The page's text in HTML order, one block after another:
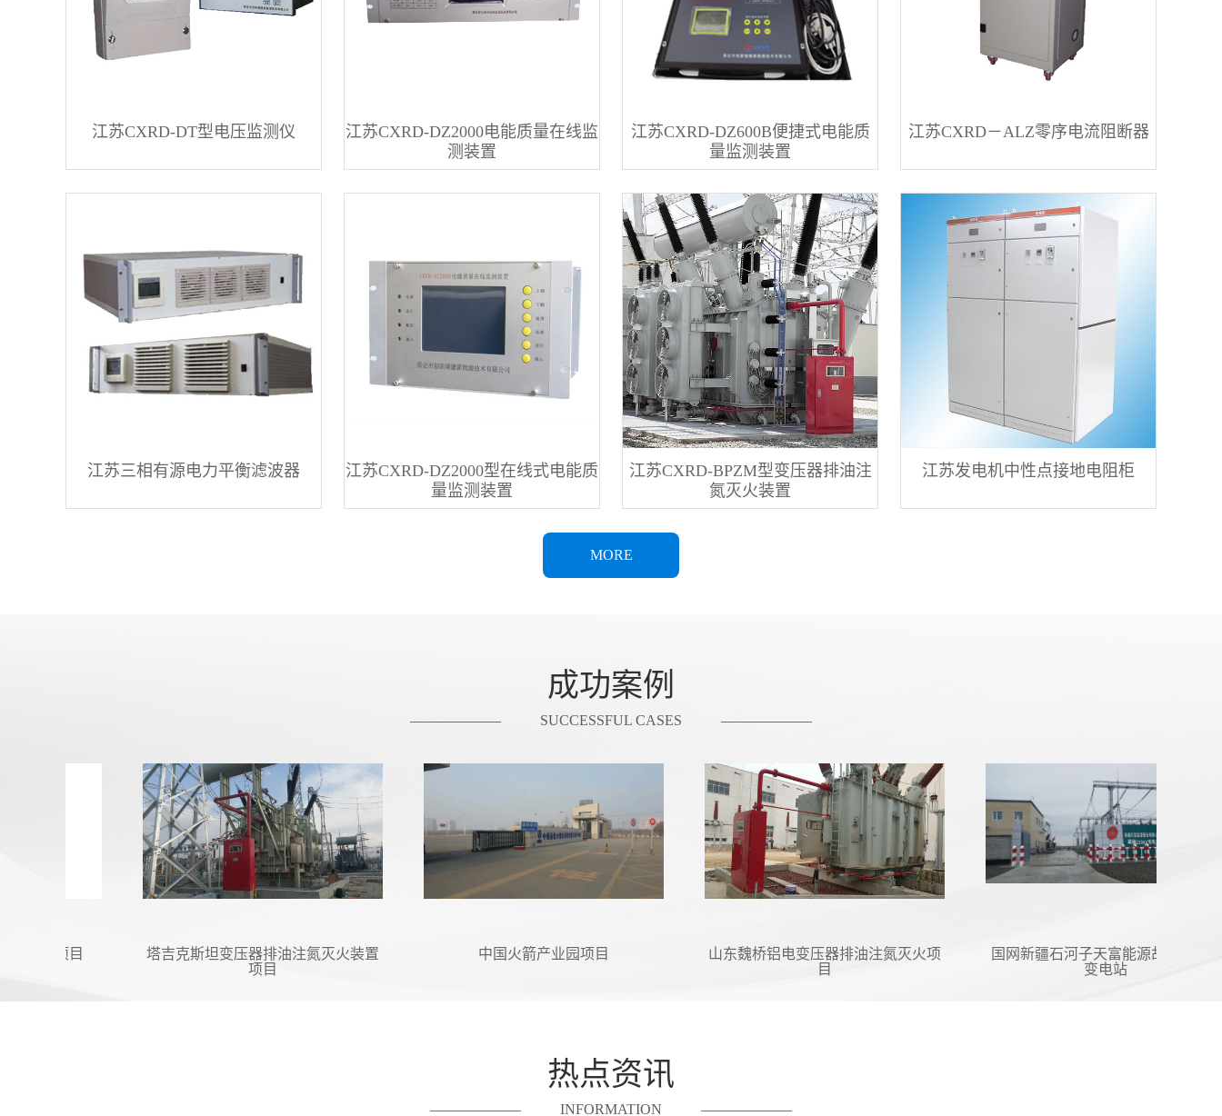
江苏CXRD-DT型电压监测仪
江苏CXRD-DZ2000电能质量在线监
测装置
江苏CXRD-DZ600B便捷式电能质
量监测装置
江苏CXRD－ALZ零序电流阻断器
江苏三相有源电力平衡滤波器
江苏CXRD-DZ2000型在线式电能质
量监测装置
江苏CXRD-BPZM型变压器排油注
氮灭火装置
江苏发电机中性点接地电阻柜
MORE
成功案例
SUCCESSFUL CASES
塔吉克斯坦变压器排油注氮灭火装置
项目
中国火箭产业园项目
山东魏桥铝电变压器排油注氮灭火项
国网新疆石河子天富能源胡杨220kV
变电站
热点资讯
INFORMATION